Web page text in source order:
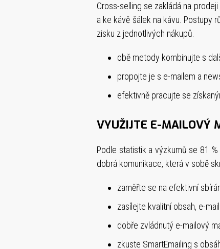
Cross-selling se zakládá na
a ke kávě šálek na kávu. Postupy
zisku z jednotlivých nákupů.
obě metody kombinujte s
propojte je s e-mailem a
efektivně pracujte se
VYUŽIJTE E-MAILOVÝ
Podle statistik a výzkumů se 81
dobrá komunikace, která v sobě
zaměřte se na efektivní
zasílejte kvalitní obsah, e-
dobře zvládnutý e-mailový
zkuste SmartEmailing s